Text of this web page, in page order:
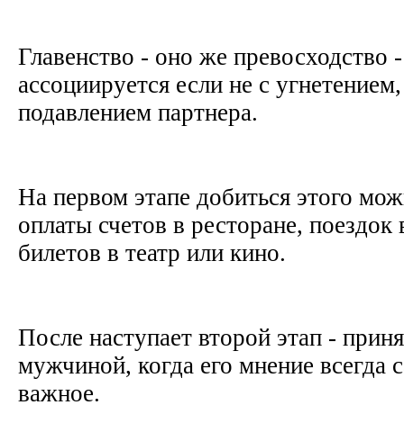
Главенство - оно же превосходство
ассоциируется если не с
подавлением партнера.
На первом этапе добиться этого
оплаты счетов в ресторане, поездок
билетов в театр или кино.
После наступает второй этап -
мужчиной, когда его мнение всегда
важное.